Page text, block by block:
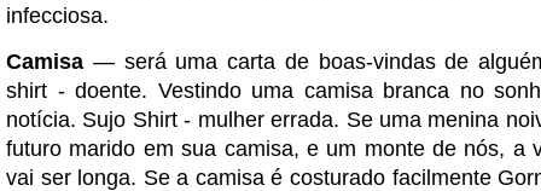
infecciosa.
Camisa — será uma carta de boas-vindas de
shirt - doente. Vestindo uma camisa branca no
notícia. Sujo Shirt - mulher errada. Se uma menina
futuro marido em sua camisa, e um monte de nós, a
vai ser longa. Se a camisa é costurado facilmente